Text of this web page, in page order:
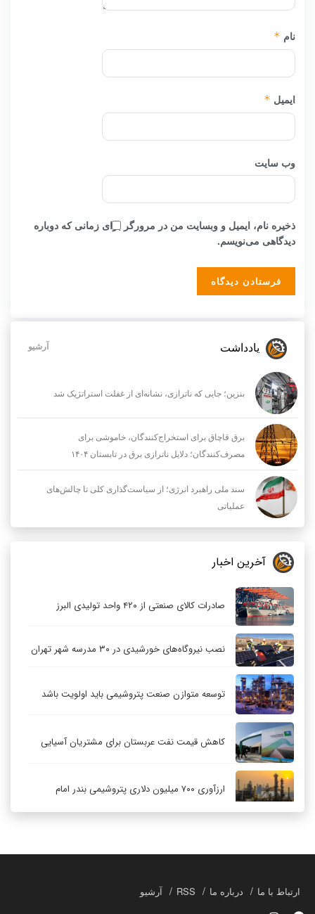
نام *
ایمیل *
وب‌ سایت
ذخیره نام، ایمیل و وبسایت من در مرورگر برای زمانی که دوباره
دیدگاهی می‌نویسم.
یادداشت آرشیو
بنزین؛ جایی که ناترازی، نشانه‌ای از غفلت استراتژیک شد
برق قاچاق برای استخراج‌کنندگان، خاموشی برای
مصرف‌کنندگان؛ دلایل ناترازی برق در تابستان ۱۴۰۴
سند ملی راهبرد انرژی؛ از سیاست‌گذاری کلی تا چالش‌های
عملیاتی
آخرین اخبار
صادرات کالای صنعتی از ۴۲۰ واحد تولیدی البرز
نصب نیروگاه‌های خورشیدی در ۳۰ مدرسه شهر تهران
توسعه متوازن صنعت پتروشیمی باید اولویت باشد
کاهش قیمت نفت عربستان برای مشتریان آسیایی
ارزآوری ۷۰۰ میلیون دلاری پتروشیمی بندر امام
ارتباط با ما درباره ما RSS آرشیو